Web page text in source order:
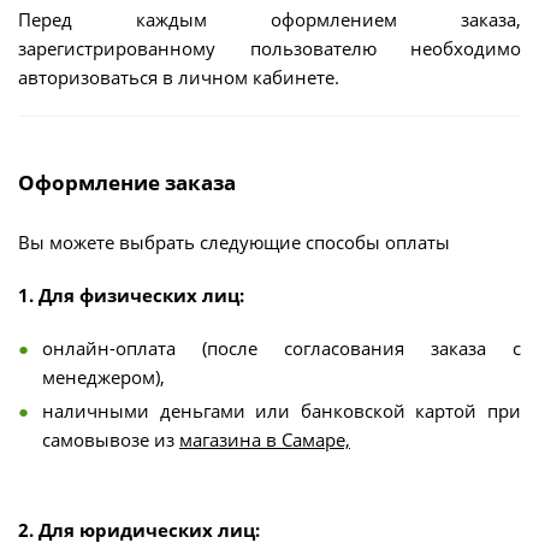
Перед каждым оформлением заказа,
зарегистрированному пользователю необходимо
авторизоваться в личном кабинете.
Оформление заказа
Вы можете выбрать следующие способы оплаты
1. Для физических лиц:
онлайн-оплата (после согласования заказа с
менеджером),
наличными деньгами или банковской картой при
самовывозе из магазина в Самаре,
2. Для юридических лиц: